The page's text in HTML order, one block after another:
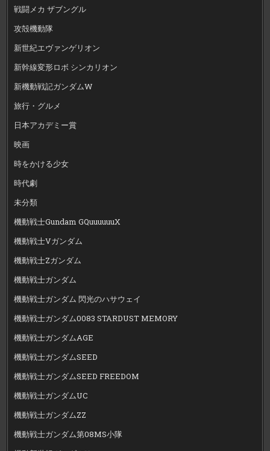
戦闘メカ ザブングル
攻殻機動隊
新世紀エヴァンゲリオン
新幹線変形ロボ シンカリオン
新機動戦記ガンダムW
旅行・グルメ
日本アカデミー賞
映画
時をかける少女
時代劇
未分類
機動戦士Gundam GQuuuuuuX
機動戦士Vガンダム
機動戦士Zガンダム
機動戦士ガンダム
機動戦士ガンダム 閃光のハサウェイ
機動戦士ガンダム0083 STARDUST MEMORY
機動戦士ガンダムAGE
機動戦士ガンダムSEED
機動戦士ガンダムSEED FREEDOM
機動戦士ガンダムUC
機動戦士ガンダムZZ
機動戦士ガンダム第08MS小隊